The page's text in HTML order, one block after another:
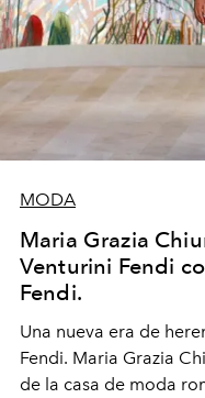
MODA
Maria Grazia
Venturini Fendi
Fendi.
Una nueva era de
Fendi. Maria Grazia
de la casa de moda